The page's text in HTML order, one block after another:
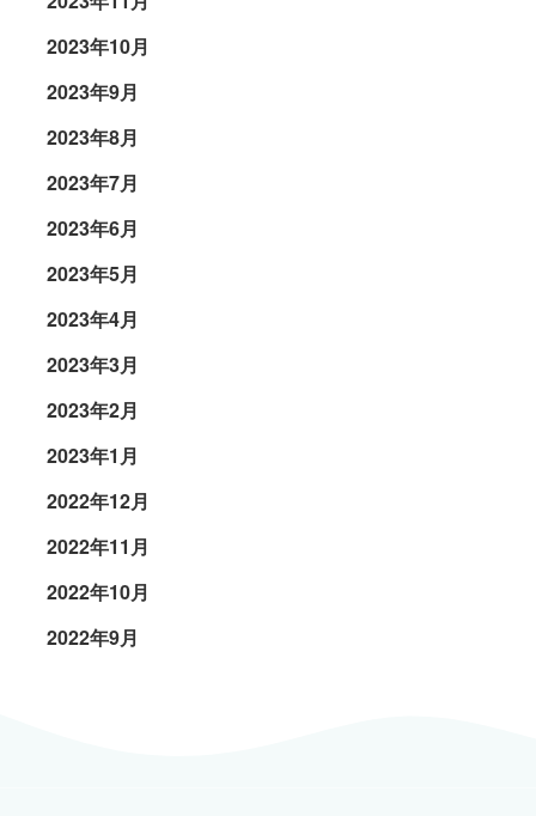
2023年10月
2023年9月
2023年8月
2023年7月
2023年6月
2023年5月
2023年4月
2023年3月
2023年2月
2023年1月
2022年12月
2022年11月
2022年10月
2022年9月